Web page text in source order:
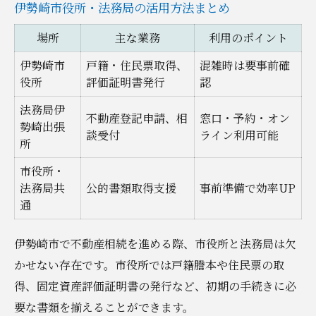
伊勢崎市役所・法務局の活用方法まとめ
場所 主な業務
利用のポイント
伊勢崎市
役所
戸籍・住民票取得、
評価証明書発行
混雑時は要事前確
認
法務局伊
勢崎出張
所
不動産登記申請、相
談受付
窓口・予約・オン
ライン利用可能
市役所・
法務局共
通
公的書類取得支援 事前準備で効率UP
伊勢崎市で不動産相続を進める際、市役所と法務局は欠
かせない存在です。市役所では戸籍謄本や住民票の取
得、固定資産評価証明書の発行など、初期の手続きに必
要な書類を揃えることができます。